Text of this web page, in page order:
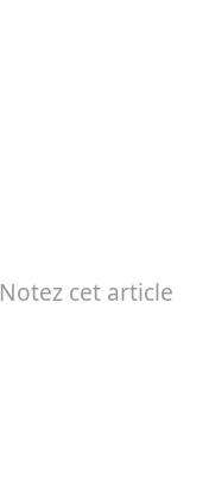
Notez cet article